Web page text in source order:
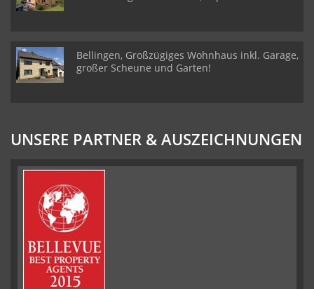
Bellingen, Großzügiges Wohnhaus inkl. Garage,
großer Scheune und Garten!
UNSERE PARTNER & AUSZEICHNUNGEN